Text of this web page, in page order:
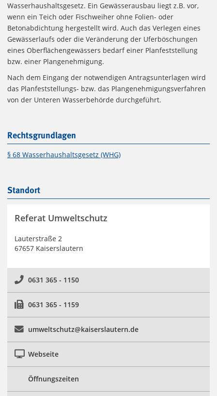
Wasserhaushaltsgesetz. Ein Gewässerausbau liegt z.B. vor,
wenn ein Teich oder Fischweiher ohne Folien- oder
Betonabdichtung hergestellt wird. Auch das Verlegen eines
Gewässerlaufs oder die Veränderung der Uferböschungen
eines Oberflächengewässers bedarf einer Planfeststellung
bzw. einer Plangenehmigung.
Nach dem Eingang der notwendigen Antragsunterlagen wird
das Planfeststellungs- bzw. das Plangenehmigungsverfahren
von der Unteren Wasserbehörde durchgeführt.
Rechtsgrundlagen
§ 68 Wasserhaushaltsgesetz (WHG)
Standort
Referat Umweltschutz
Lauterstraße 2
67657 Kaiserslautern
0631 365 - 1150
0631 365 - 1159
umweltschutz@kaiserslautern.de
Webseite
Öffnungszeiten